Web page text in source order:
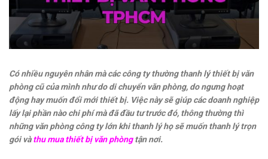
Có nhiều nguyên nhân mà các công ty thường thanh lý thiết bị văn
phòng cũ của mình như do di chuyển văn phòng, do ngưng hoạt
động hay muốn đổi mới thiết bị. Việc này sẽ giúp các doanh nghiệp
lấy lại phần nào chi phí mà đã đầu tư trước đó, thông thường thì
những văn phòng công ty lớn khi thanh lý họ sẽ muốn thanh lý trọn
gói vàthu mua thiết bị văn phòngtận nơi.